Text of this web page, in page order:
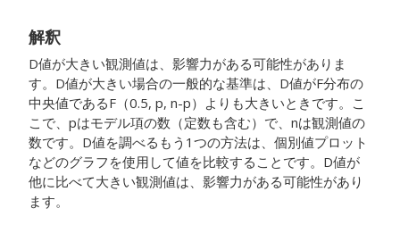
解釈
D値が大きい観測値は、影響力がある可能性がありま
す。D値が大きい場合の一般的な基準は、D値がF分布の
中央値であるF（0.5, p, n-p）よりも大きいときです。こ
こで、pはモデル項の数（定数も含む）で、nは観測値の
数です。D値を調べるもう1つの方法は、個別値プロット
などのグラフを使用して値を比較することです。D値が
他に比べて大きい観測値は、影響力がある可能性があり
ます。